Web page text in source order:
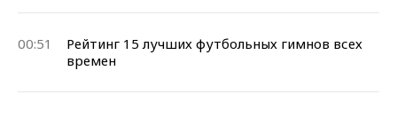
00:51
Рейтинг 15 лучших футбольных гимнов всех
времен